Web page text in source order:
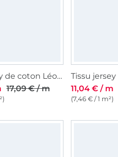
Tissu jersey de coton Léopard Mini leo, sable
17,09 € / m
11,04 € / m
(7,46 € / 1 m²)